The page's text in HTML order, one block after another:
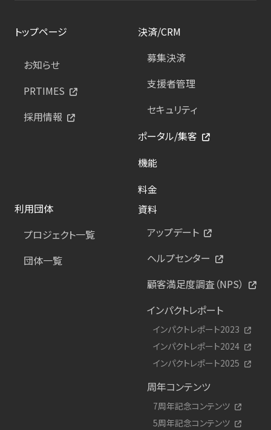
トップページ
お知らせ
PRTIMES
採用情報
決済/CRM
募集決済
支援者管理
セキュリティ
ポータル/集客
機能
料金
利用団体
プロジェクト一覧
団体一覧
資料
アップデート
ヘルプセンター
顧客満足度調査（NPS）
インパクトレポート
インパクトレポート2023
インパクトレポート2024
インパクトレポート2025
周年コンテンツ
7周年記念コンテンツ
5周年記念コンテンツ